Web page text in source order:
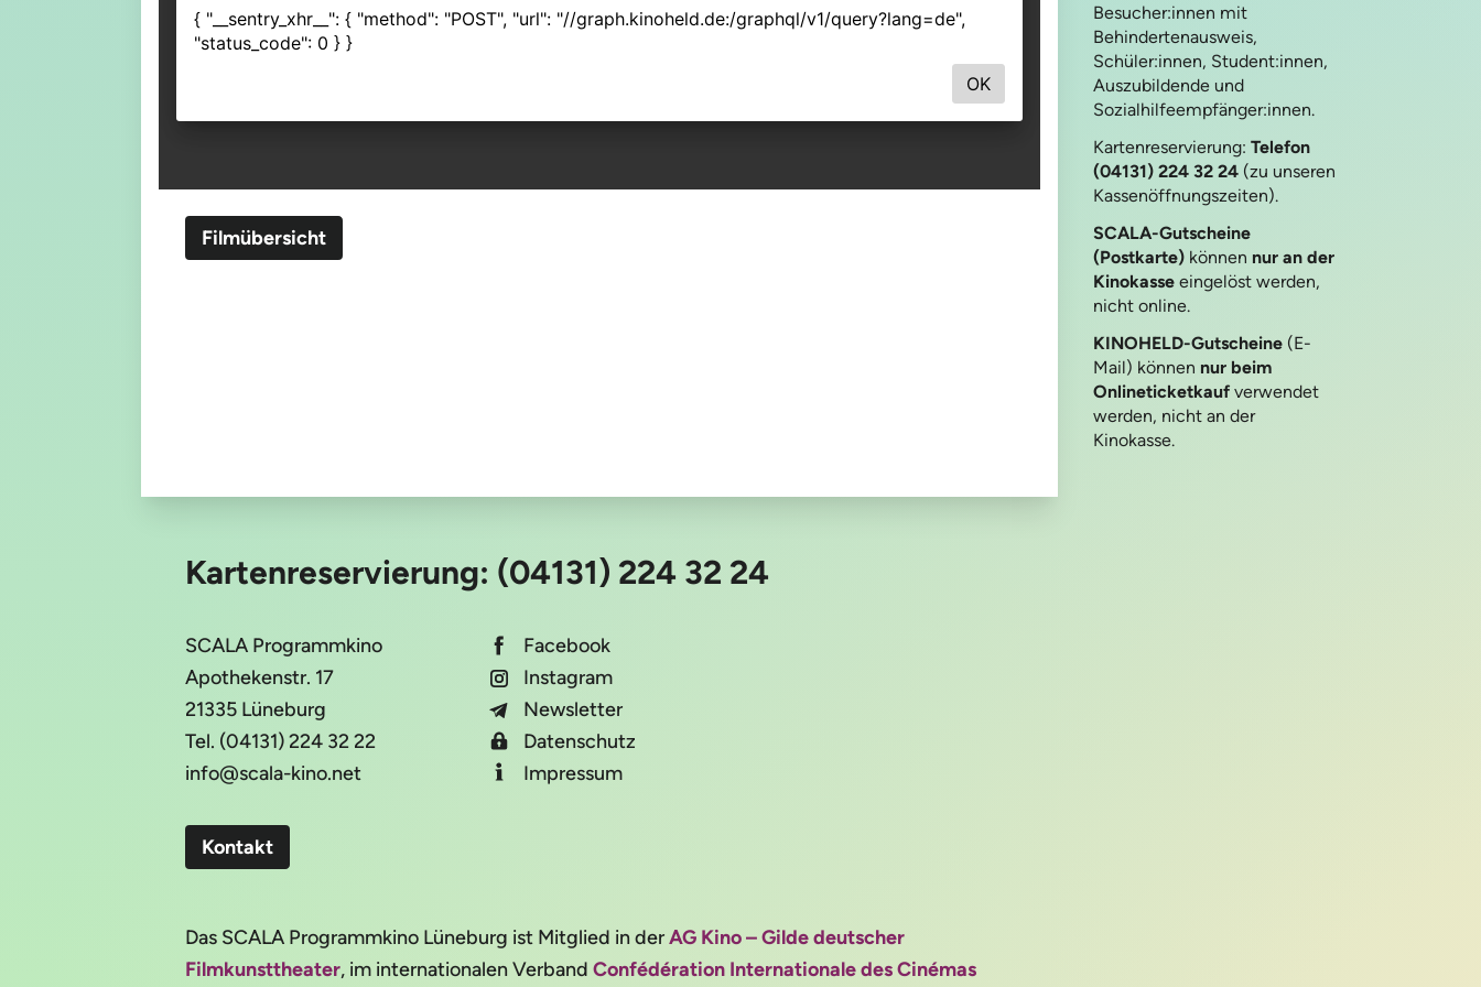
Filmübersicht
Besucher:innen mit
Behindertenausweis,
Schüler:innen, Student:innen,
Auszubildende und
Sozialhilfeempfänger:innen.
Kartenreservierung: Telefon
(04131) 224 32 24 (zu unseren
Kassenöffnungszeiten).
SCALA-Gutscheine
(Postkarte) können nur an der
Kinokasse eingelöst werden,
nicht online.
KINOHELD-Gutscheine (E-
Mail) können nur beim
Onlineticketkauf verwendet
werden, nicht an der
Kinokasse.
Kartenreservierung: (04131) 224 32 24
SCALA Programmkino
Apothekenstr. 17
21335 Lüneburg
Tel. (04131) 224 32 22
info@scala-kino.net
Kontakt
Facebook
Instagram
Newsletter
Datenschutz
Impressum
Das SCALA Programmkino Lüneburg ist Mitglied in derAG Kino – Gilde deutscher
Filmkunsttheater, im internationalen Verband Confédération Internationale des Cinémas